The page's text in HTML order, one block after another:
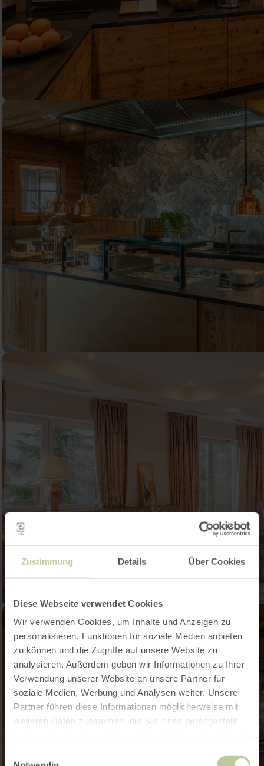
Zustimmung Details Über Cookies
Diese Webseite verwendet Cookies
Wir verwenden Cookies, um Inhalte und Anzeigen zu
personalisieren, Funktionen für soziale Medien anbieten
zu können und die Zugriffe auf unsere Website zu
analysieren. Außerdem geben wir Informationen zu Ihrer
Verwendung unserer Website an unsere Partner für
soziale Medien, Werbung und Analysen weiter. Unsere
Partner führen diese Informationen möglicherweise mit
weiteren Daten zusammen, die Sie ihnen bereitgestellt